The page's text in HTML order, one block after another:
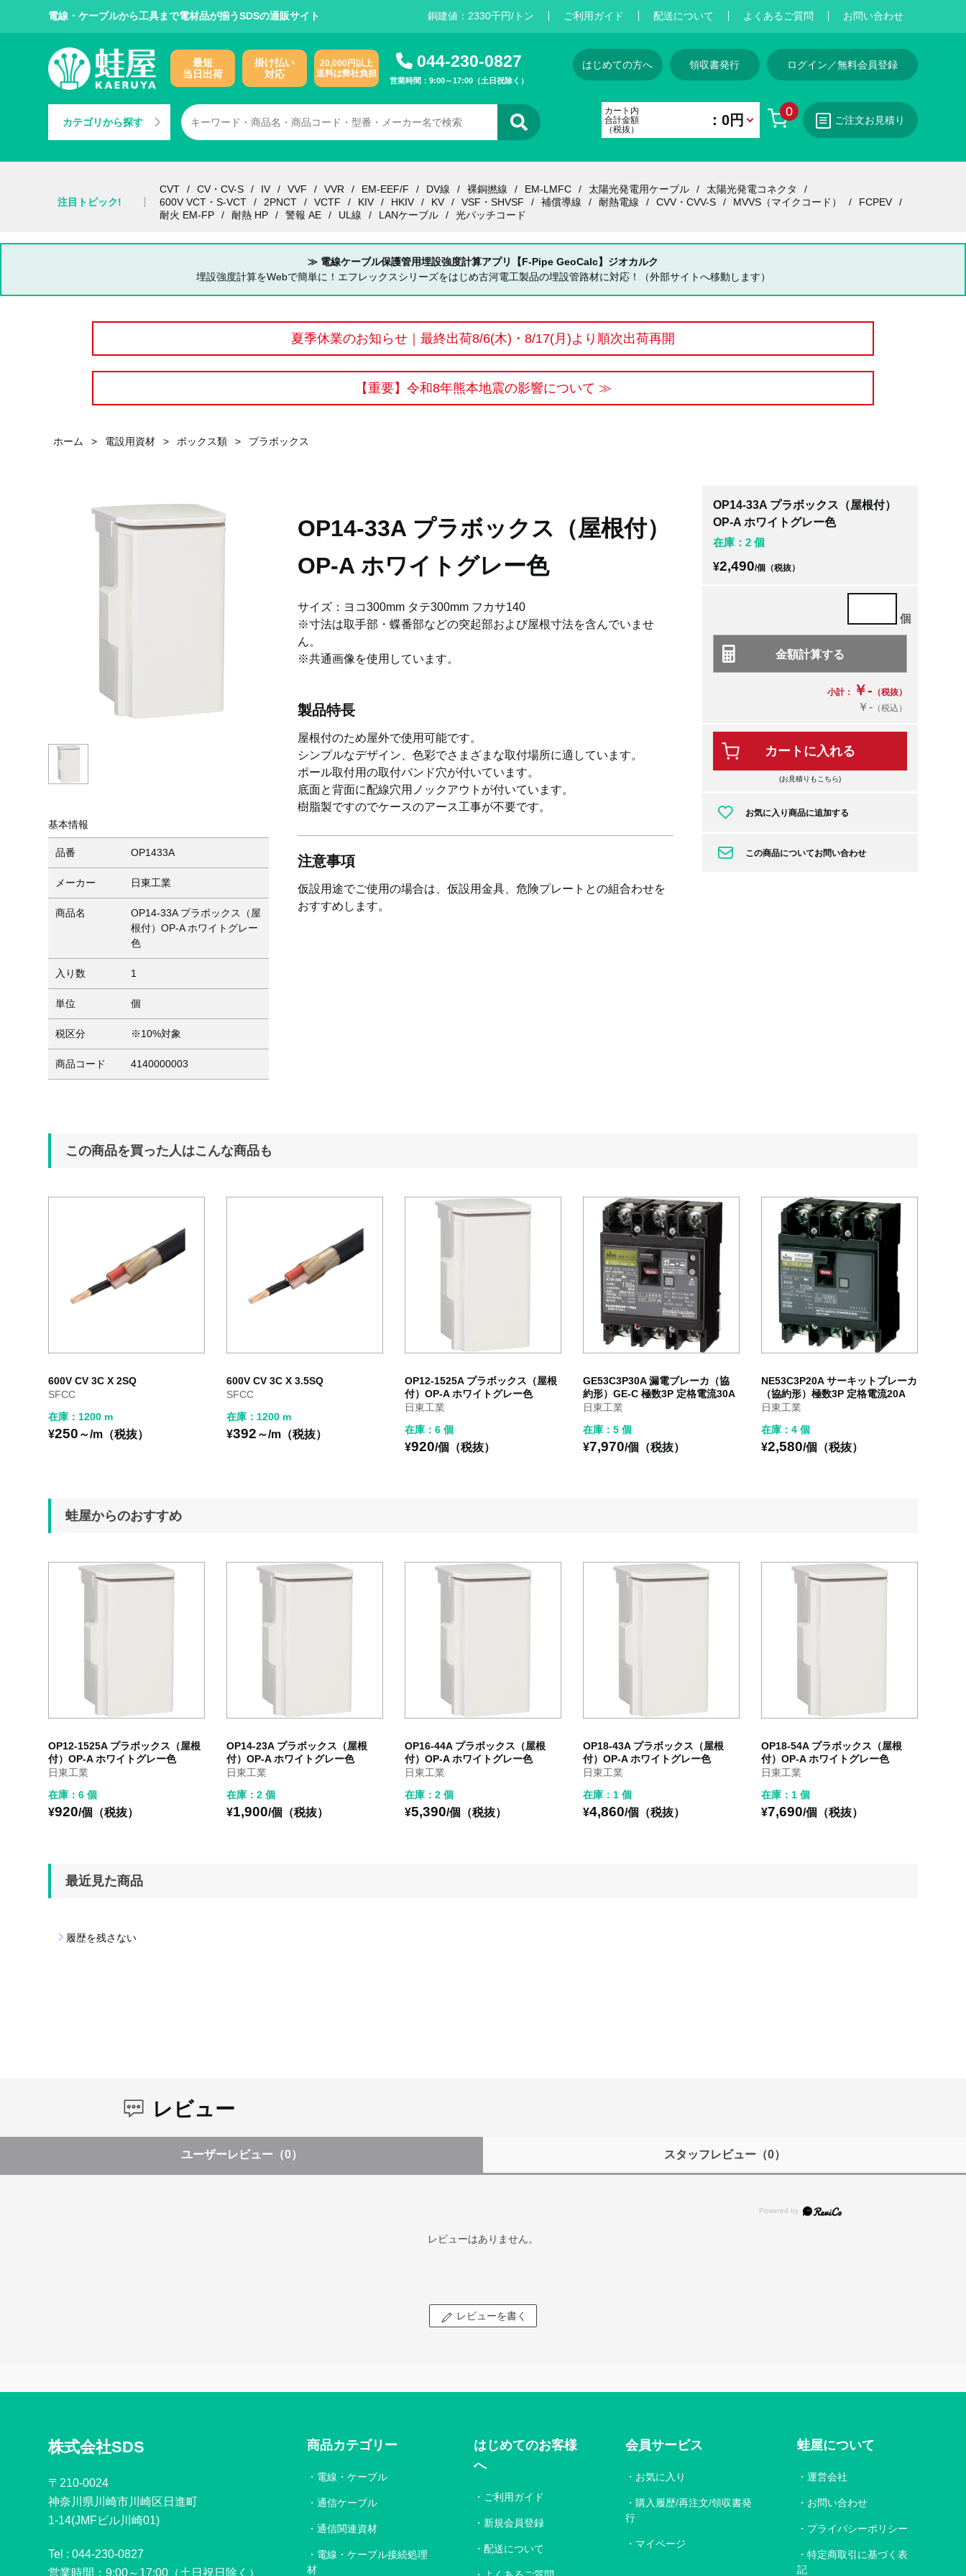
電線・ケーブルから工具まで電材品が揃うSDSの通販サイト 銅建値： 2330千円/トン ご利用ガイド 配送について よくあるご質問 お問い合わせ
最短
当日出荷
掛け払い
対応
20,000円以上
送料は弊社負担
044-230-0827
営業時間：9:00～17:00（土日祝除く）
カテゴリから探す
はじめての方へ 領収書発行 ログイン／無料会員登録
0
カート内
合計金額
（税抜）
：0円 ご注文お見積り
注目トピック!
CVT CV・CV-S IV VVF VVR EM-EEF/F DV線 裸銅撚線 EM-LMFC 太陽光発電用ケーブル
太陽光発電コネクタ
600V VCT・S-VCT
2PNCT VCTF KIV HKIV KV VSF・SHVSF 補償導線 耐熱電線 CVV・CVV-S MVVS（マイクコード）
FCPEV
耐火 EM-FP
耐熱 HP 警報 AE UL線 LANケーブル 光パッチコード
≫ 電線ケーブル保護管用埋設強度計算アプリ【F-Pipe GeoCalc】ジオカルク
埋設強度計算をWebで簡単に！エフレックスシリーズをはじめ古河電工製品の埋設管路材に対応！（外部サイトへ移動します）
夏季休業のお知らせ｜最終出荷8/6(木)・8/17(月)より順次出荷再開
【重要】令和8年熊本地震の影響について ≫
ホーム > 電設用資材 > ボックス類 > プラボックス
基本情報
品番 OP1433A
メーカー 日東工業
商品名
OP14-33A プラボックス（屋
根付）OP-A ホワイトグレー
色
入り数 1
単位 個
税区分 ※10%対象
商品コード 4140000003
OP14-33A プラボックス（屋根付）
OP-A ホワイトグレー色
サイズ：ヨコ300mm タテ300mm フカサ140
※寸法は取手部・蝶番部などの突起部および屋根寸法を含んでいませ
ん。
※共通画像を使用しています。
製品特長
屋根付のため屋外で使用可能です。
シンプルなデザイン、色彩でさまざまな取付場所に適しています。
ポール取付用の取付バンド穴が付いています。
底面と背面に配線穴用ノックアウトが付いています。
樹脂製ですのでケースのアース工事が不要です。
注意事項
仮設用途でご使用の場合は、仮設用金具、危険プレートとの組合わせを
おすすめします。
OP14-33A プラボックス（屋根付）
OP-A ホワイトグレー色
在庫：2 個
¥2,490/個（税抜）
個
小計： ￥- （税抜）
￥-（税込）
カートに入れる
(お見積りもこちら)
お気に入り商品に追加する
この商品についてお問い合わせ
この商品を買った人はこんな商品も
600V CV 3C X 2SQ
SFCC
在庫：1200 m
¥250 ～/m（税抜）
600V CV 3C X 3.5SQ
SFCC
在庫：1200 m
¥392 ～/m（税抜）
OP12-1525A プラボックス（屋根
付）OP-A ホワイトグレー色
日東工業
在庫：6 個
¥920/個（税抜）
GE53C3P30A 漏電ブレーカ（協
約形）GE-C 極数3P 定格電流30A
日東工業
在庫：5 個
¥7,970/個（税抜）
NE53C3P20A サーキットブレーカ
（協約形）極数3P 定格電流20A
日東工業
在庫：4 個
¥2,580/個（税抜）
蛙屋からのおすすめ
OP12-1525A プラボックス（屋根
付）OP-A ホワイトグレー色
日東工業
在庫：6 個
¥920/個（税抜）
OP14-23A プラボックス（屋根
付）OP-A ホワイトグレー色
日東工業
在庫：2 個
¥1,900/個（税抜）
OP16-44A プラボックス（屋根
付）OP-A ホワイトグレー色
日東工業
在庫：2 個
¥5,390/個（税抜）
OP18-43A プラボックス（屋根
付）OP-A ホワイトグレー色
日東工業
在庫：1 個
¥4,860/個（税抜）
OP18-54A プラボックス（屋根
付）OP-A ホワイトグレー色
日東工業
在庫：1 個
¥7,690/個（税抜）
最近見た商品
履歴を残さない
レビュー
ユーザーレビュー （0） スタッフレビュー（0）
レビューはありません。
レビューを書く
株式会社SDS
〒210-0024
神奈川県川崎市川崎区日進町
1-14(JMFビル川崎01)
Tel :044-230-0827
営業時間：9:00～17:00（土日祝日除く）
商品カテゴリー
電線・ケーブル
通信ケーブル
通信関連資材
電線・ケーブル接続処理
材
はじめてのお客様
へ
ご利用ガイド
新規会員登録
配送について
会員サービス
お気に入り
購入履歴/再注文/領収書発
行
マイページ
蛙屋について
運営会社
お問い合わせ
プライバシーポリシー
特定商取引に基づく表
記